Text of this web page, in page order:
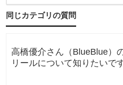
す
が
、
傷
対
策
と
同じカテゴリの質問
高橋優介さん（BlueBlue）
リールについて知りたいで